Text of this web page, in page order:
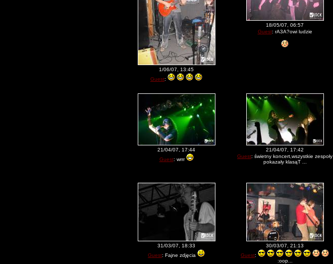
1/06/07, 13:45
Guest:
18/05/07, 06:57
Guest: rA3A?owi ludzie
21/04/07, 17:44
Guest: wrrr
21/04/07, 17:42
Guest: świetny koncert,wszystkie zespoły
pokazały klasąT ...
31/03/07, 18:33
Guest: Fajne zdjęcia
30/03/07, 21:13
Guest:
:oop...